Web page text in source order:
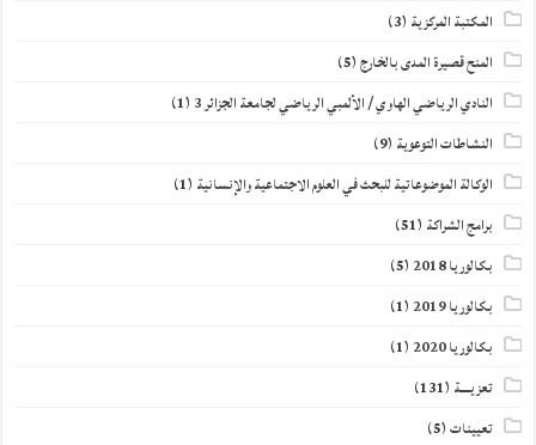
المكتبة المركزية (3)
المنح قصيرة المدى بالخارج(5)
النادي الرياضي الهاوي / الألمبي الرياضي لجامعة الجزائر 3 (1)
النشاطات التوعوية (9)
الوكالة الموضوعاتية للبحث في العلوم الاجتماعية والإنسانية (1)
برامج الشراكة (51)
بكالوريا 2018
(5)
بكالوريا 2019
(1)
بكالوريا 2020
(1)
تعزيــــة (131)
تعيينات(5)